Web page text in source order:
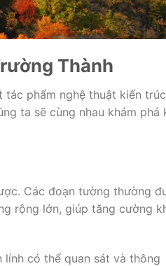
Thành
tác phẩm nghệ thuật kiến
ta sẽ cùng nhau khám phá
Các đoạn tường thường
rộng lớn, giúp tăng cường
có thể quan sát và thông